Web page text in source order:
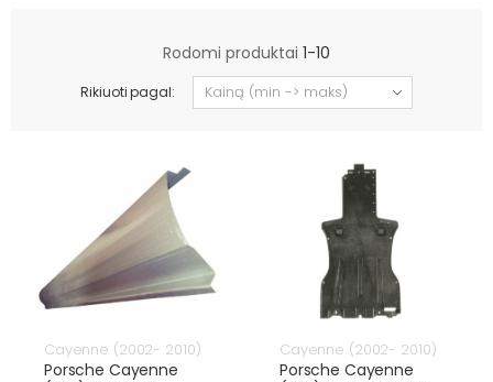
Rodomi produktai 1-10
Rikiuoti pagal:
Cayenne (2002- 2010)
Porsche Cayenne
Cayenne (2002- 2010)
Porsche Cayenne